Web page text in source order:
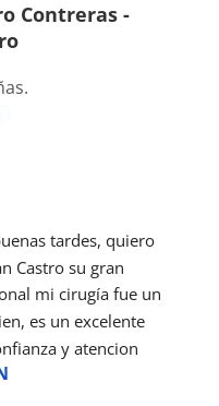
Contreras -
tardes, quiero
Castro su gran
mi cirugía fue un
es un excelente
y atencion